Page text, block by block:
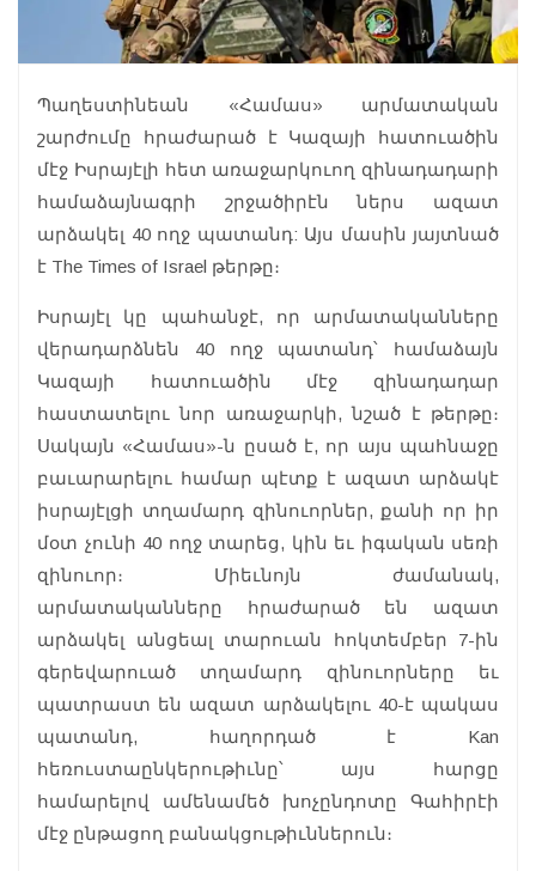
Պաղեստինեան «Համաս» արմատական
շարժումը հրաժարած է Կազայի հատուածին
մէջ Իսրայէլի հետ առաջարկուող զինադադարի
համաձայնագրի շրջածիրէն ներս ազատ
արձակել 40 ողջ պատանդ: Այս մասին յայտնած
է The Times of Israel թերթը։
Իսրայէլ կը պահանջէ, որ արմատականները
վերադարձնեն 40 ողջ պատանդ՝ համաձայն
Կազայի հատուածին մէջ զինադադար
հաստատելու նոր առաջարկի, նշած է թերթը։
Սակայն «Համաս»-ն ըսած է, որ այս պահնաջը
բաւարարելու համար պէտք է ազատ արձակէ
իսրայէլցի տղամարդ զինուորներ, քանի որ իր
մօտ չունի 40 ողջ տարեց, կին եւ իգական սեռի
զինուոր։ Միեւնոյն ժամանակ,
արմատականները հրաժարած են ազատ
արձակել անցեալ տարուան հոկտեմբեր 7-ին
գերեվարուած տղամարդ զինուորները եւ
պատրաստ են ազատ արձակելու 40-է պակաս
պատանդ, հաղորդած է Kan
հեռուստաընկերութիւնը՝ այս հարցը
համարելով ամենամեծ խոչընդոտը Գահիրէի
մէջ ընթացող բանակցութիւններուն։